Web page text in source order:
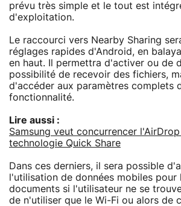
prévu très simple et le tout est
d'exploitation.
Le raccourci vers Nearby Sharing
réglages rapides d'Android, en
en haut. Il permettra d'activer ou de
possibilité de recevoir des fichiers,
d'accéder aux paramètres complets
fonctionnalité.
Lire aussi :
Samsung veut concurrencer
technologie Quick Share
Dans ces derniers, il sera possible
l'utilisation de données mobiles
documents si l'utilisateur ne se
de n'utiliser que le Wi-Fi ou alors de